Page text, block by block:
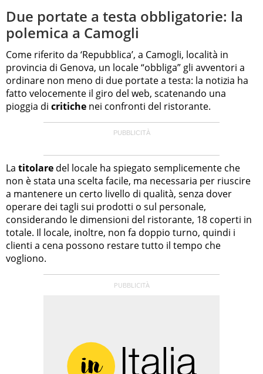
Due portate a testa obbligatorie: la
polemica a Camogli
Come riferito da ‘Repubblica’, a Camogli, località in
provincia di Genova, un locale “obbliga” gli avventori a
ordinare non meno di due portate a testa: la notizia ha
fatto velocemente il giro del web, scatenando una
pioggia di critiche nei confronti del ristorante.
La titolare del locale ha spiegato semplicemente che
non è stata una scelta facile, ma necessaria per riuscire
a mantenere un certo livello di qualità, senza dover
operare dei tagli sui prodotti o sul personale,
considerando le dimensioni del ristorante, 18 coperti in
totale. Il locale, inoltre, non fa doppio turno, quindi i
clienti a cena possono restare tutto il tempo che
vogliono.